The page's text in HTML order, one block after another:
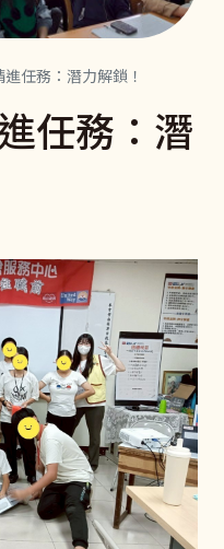
任務：潛力解鎖！
任務：潛